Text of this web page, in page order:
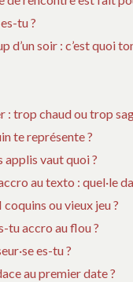
tu ?
d’un soir : c’est quoi
: trop chaud ou trop
te représente ?
applis vaut quoi ?
au texto : quel·le
ou vieux jeu ?
tu accro au flou ?
es-tu ?
au premier date ?